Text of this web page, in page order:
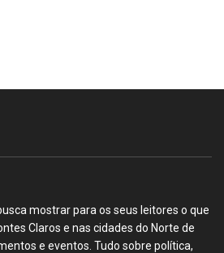
mostrar para os seus leitores o que
Claros e nas cidades do Norte de
e eventos. Tudo sobre política,